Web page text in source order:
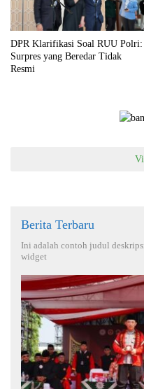
DPR Klarifikasi Soal RUU Polri:
Surpres yang Beredar Tidak
Resmi
Berita Terbaru
Ini adalah contoh judul
widget